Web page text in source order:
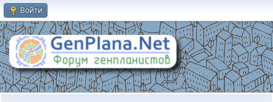
Войти